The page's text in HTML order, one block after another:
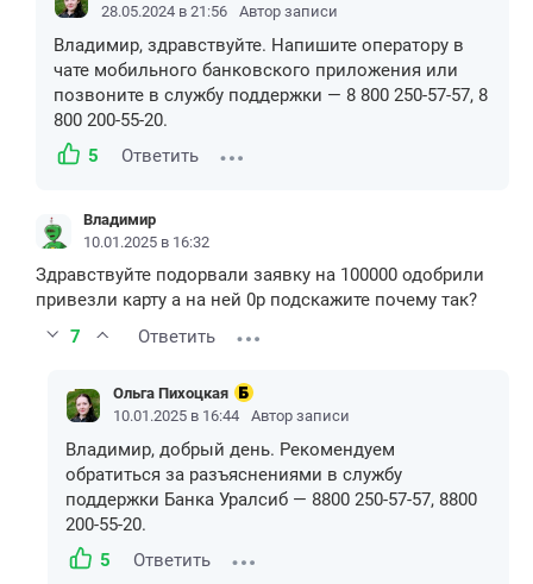
28.05.2024 в 21:56
Автор записи
Владимир, здравствуйте. Напишите оператору в
чате мобильного банковского приложения или
позвоните в службу поддержки — 8 800 250-57-57, 8
800 200-55-20.
5
Ответить
Владимир
10.01.2025 в 16:32
Здравствуйте подорвали заявку на 100000 одобрили
привезли карту а на ней 0р подскажите почему так?
7
Ответить
Ольга Пихоцкая
10.01.2025 в 16:44
Автор записи
Владимир, добрый день. Рекомендуем
обратиться за разъяснениями в службу
поддержки Банка Уралсиб — 8800 250-57-57, 8800
200-55-20.
5
Ответить